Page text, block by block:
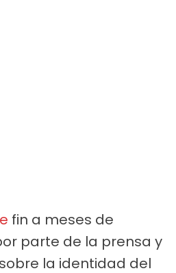
fin a meses de
parte de la prensa y
la identidad del